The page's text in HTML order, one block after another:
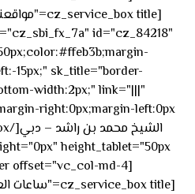
id="cz_84218"
15px;" sk_title="border-
width:2px;" link="|||"